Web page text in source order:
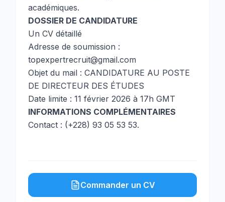
académiques.
DOSSIER DE CANDIDATURE
Un CV détaillé
Adresse de soumission :
topexpertrecruit@gmail.com
Objet du mail : CANDIDATURE AU POSTE
DE DIRECTEUR DES ÉTUDES
Date limite : 11 février 2026 à 17h GMT
INFORMATIONS COMPLÉMENTAIRES
Contact : (+228) 93 05 53 53.
Commander un CV